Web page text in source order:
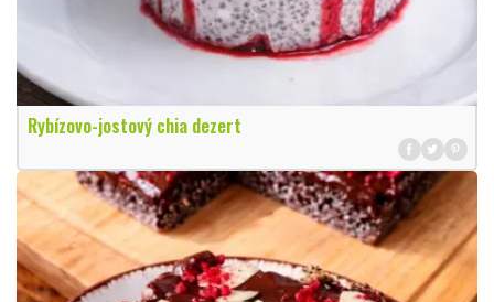
Rybízovo-jostový chia dezert